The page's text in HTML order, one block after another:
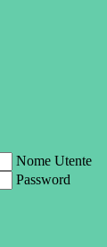
Nome Utente
Password